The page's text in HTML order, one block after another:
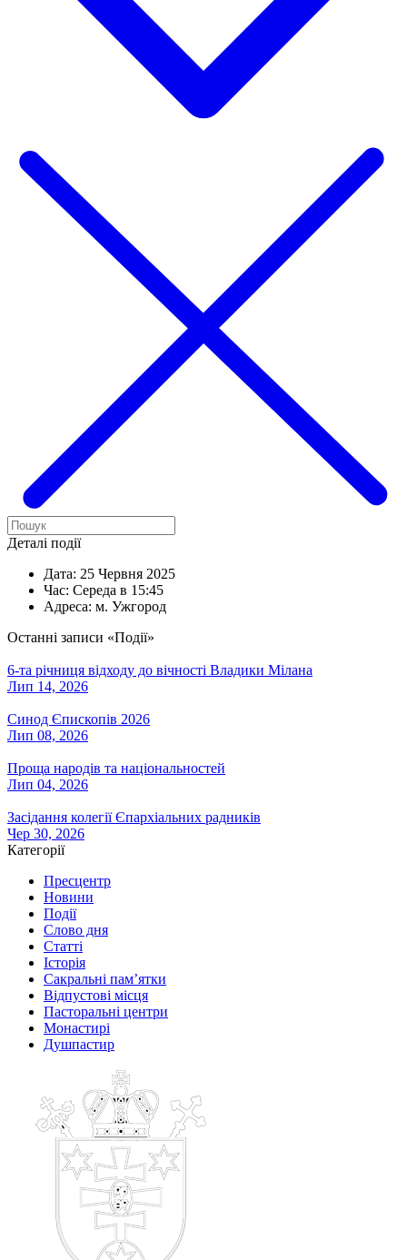
Деталі події
Дата: 25 Червня 2025
Час: Середа в 15:45
Адреса: м. Ужгород
Останні записи «Події»
6-та річниця відходу до вічності Владики Мілана
Лип 14, 2026
Синод Єпископів 2026
Лип 08, 2026
Проща народів та національностей
Лип 04, 2026
Засідання колегії Єпархіальних радників
Чер 30, 2026
Категорії
Пресцентр
Новини
Події
Слово дня
Статті
Історія
Сакральні пам’ятки
Відпустові місця
Пасторальні центри
Монастирі
Душпастир